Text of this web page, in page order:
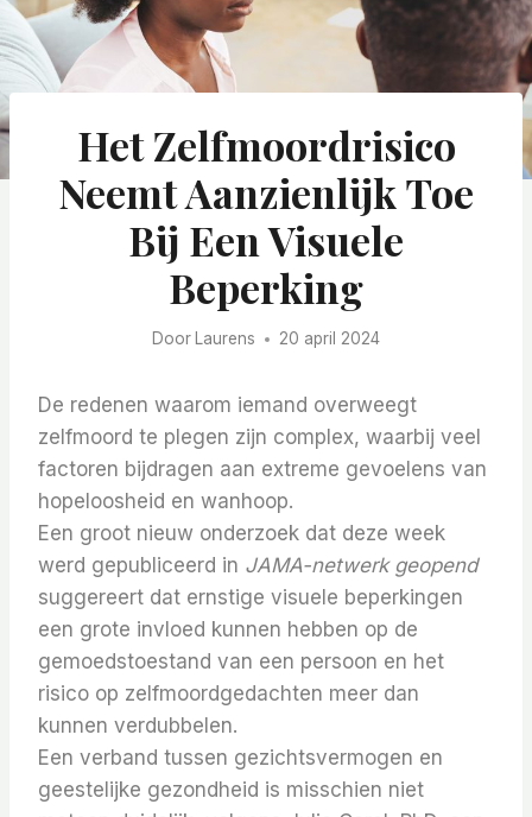
Het Zelfmoordrisico
Neemt Aanzienlijk Toe
Bij Een Visuele
Beperking
Door Laurens 20 april 2024
De redenen waarom iemand overweegt
zelfmoord te plegen zijn complex, waarbij veel
factoren bijdragen aan extreme gevoelens van
hopeloosheid en wanhoop.
Een groot nieuw onderzoek dat deze week
werd gepubliceerd in JAMA-netwerk geopend
suggereert dat ernstige visuele beperkingen
een grote invloed kunnen hebben op de
gemoedstoestand van een persoon en het
risico op zelfmoordgedachten meer dan
kunnen verdubbelen.
Een verband tussen gezichtsvermogen en
geestelijke gezondheid is misschien niet